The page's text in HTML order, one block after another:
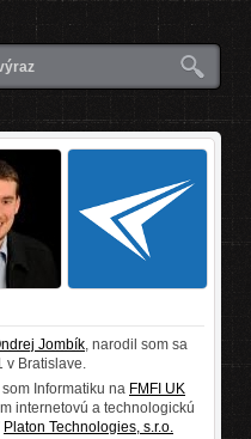
Jombík, narodil som sa
v Bratislave.
Informatiku na FMFI UK
internetovú a technologickú
Platon Technologies, s.r.o.